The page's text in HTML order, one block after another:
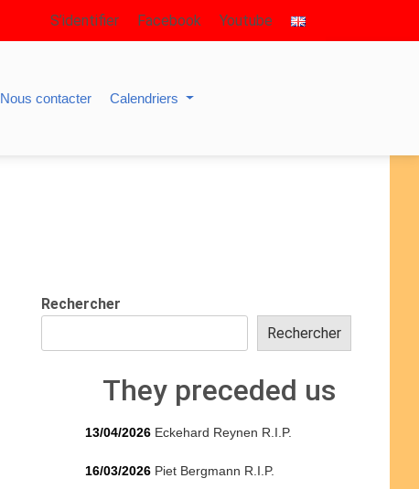
S’identifier Facebook Youtube
Nous contacter Calendriers
Rechercher
Rechercher
They preceded us
13/04/2026 Eckehard Reynen R.I.P.
16/03/2026 Piet Bergmann R.I.P.